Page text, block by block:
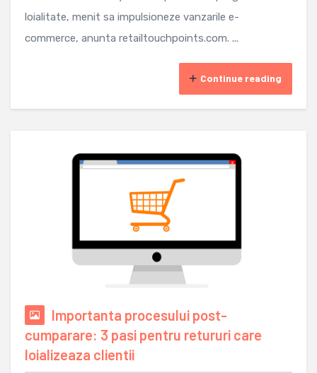
loialitate, menit sa impulsioneze vanzarile e-
commerce, anunta retailtouchpoints.com. ...
Continue reading
Importanta procesului post-
cumparare: 3 pasi pentru retururi care
loializeaza clientii